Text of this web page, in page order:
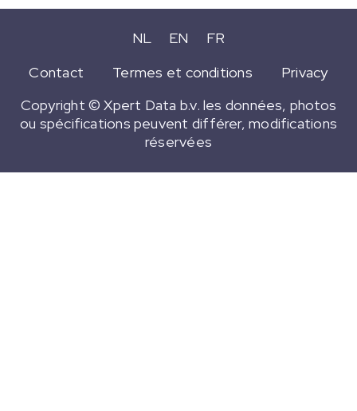
NL EN
FR
Contact
Termes et conditions
Privacy
Copyright © Xpert Data b.v. les données, photos
ou spécifications peuvent différer, modifications
réservées